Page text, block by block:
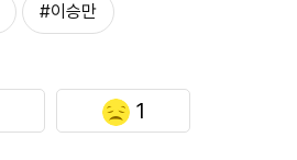
#이승만
1